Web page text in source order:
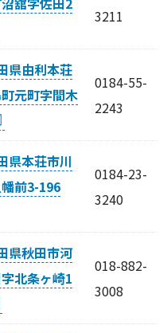
3211
県由利本荘
元町字間木
0184-55-
2243
県本荘市川
前3-196
0184-23-
3240
県秋田市河
北条ヶ崎1
018-882-
3008